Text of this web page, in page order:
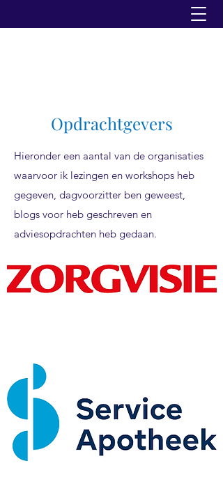
Opdrachtgevers
Hieronder een aantal van de organisaties
waarvoor ik lezingen en workshops heb
gegeven, dagvoorzitter ben geweest,
blogs voor heb geschreven en
adviesopdrachten heb gedaan.